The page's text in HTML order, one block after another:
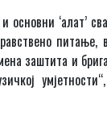
основни ‘алат’
питање,
заштита и